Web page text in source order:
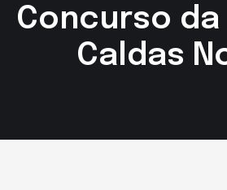
Concurso da
Caldas